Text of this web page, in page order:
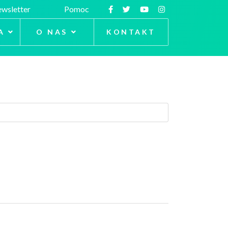
Pomoc
O NAS KONTAKT